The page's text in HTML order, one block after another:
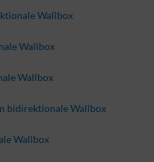
Wallbox
Wallbox
Wallbox
bidirektionale Wallbox
Wallbox